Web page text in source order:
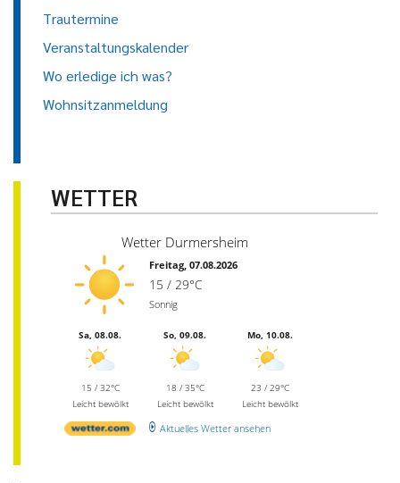
Trautermine
Veranstaltungskalender
Wo erledige ich was?
Wohnsitzanmeldung
WETTER
Wetter Durmersheim
Freitag, 07.08.2026
15 / 29°C
Sonnig
Sa, 08.08.
15 / 32°C
Leicht bewölkt
So, 09.08.
18 / 35°C
Leicht bewölkt
Mo, 10.08.
23 / 29°C
Leicht bewölkt
Aktuelles Wetter ansehen